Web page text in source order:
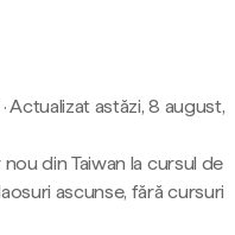
·Actualizat astăzi, 8 august,
din Taiwan la cursul de
ascunse, fără cursuri